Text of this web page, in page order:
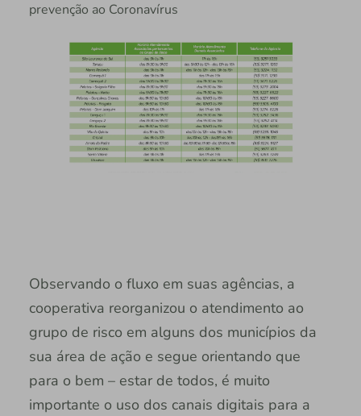
prevenção ao Coronavírus
Observando o fluxo em suas agências, a
cooperativa reorganizou o atendimento ao
grupo de risco em alguns dos municípios da
sua área de ação e segue orientando que
para o bem – estar de todos, é muito
importante o uso dos canais digitais para a